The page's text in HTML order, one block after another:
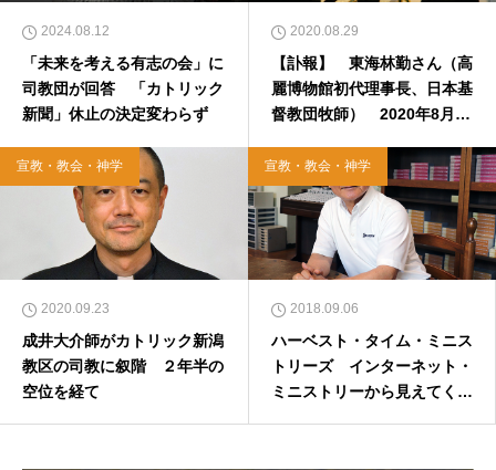
2024.08.12
「未来を考える有志の会」に
司教団が回答 「カトリック
新聞」休止の決定変わらず
2020.08.29
【訃報】 東海林勤さん（高
麗博物館初代理事長、日本基
督教団牧師） 2020年8月25
宣教・教会・神学
2020.09.23
成井大介師がカトリック新潟
教区の司教に叙階 ２年半の
空位を経て
宣教・教会・神学
2018.09.06
ハーベスト・タイム・ミニス
トリーズ インターネット・
ミニストリーから見えてくる